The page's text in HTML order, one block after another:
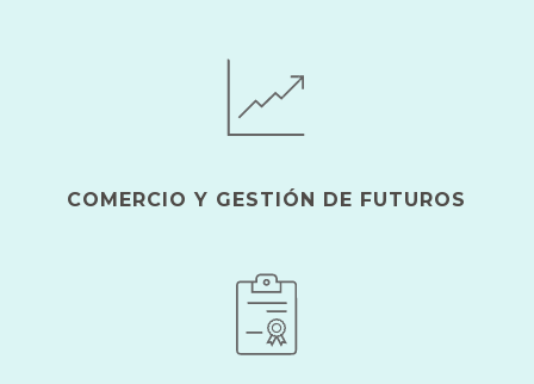
COMERCIO Y GESTIÓN DE FUTUROS